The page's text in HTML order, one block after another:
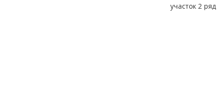
участок 2